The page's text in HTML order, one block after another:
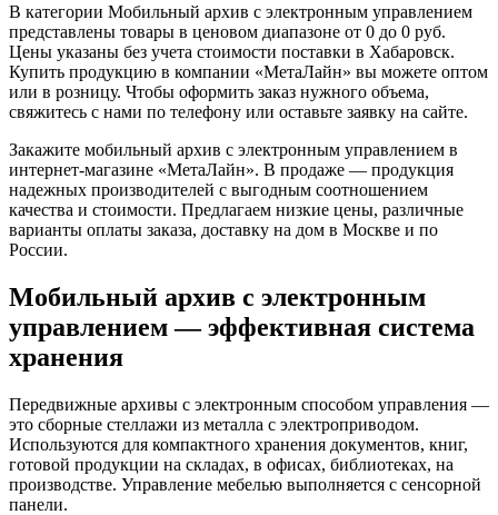
В категории Мобильный архив с электронным управлением
представлены товары в ценовом диапазоне от 0 до 0 руб.
Цены указаны без учета стоимости поставки в Хабаровск.
Купить продукцию в компании «МетаЛайн» вы можете оптом
или в розницу. Чтобы оформить заказ нужного объема,
свяжитесь с нами по телефону или оставьте заявку на сайте.
Закажите мобильный архив с электронным управлением в
интернет-магазине «МетаЛайн». В продаже — продукция
надежных производителей с выгодным соотношением
качества и стоимости. Предлагаем низкие цены, различные
варианты оплаты заказа, доставку на дом в Москве и по
России.
Мобильный архив с электронным
управлением — эффективная система
хранения
Передвижные архивы с электронным способом управления —
это сборные стеллажи из металла с электроприводом.
Используются для компактного хранения документов, книг,
готовой продукции на складах, в офисах, библиотеках, на
производстве. Управление мебелью выполняется с сенсорной
панели.